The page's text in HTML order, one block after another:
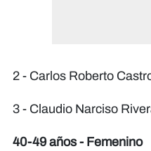
2 - Carlos Roberto
3 - Claudio Narciso
40-49 años - Femenino